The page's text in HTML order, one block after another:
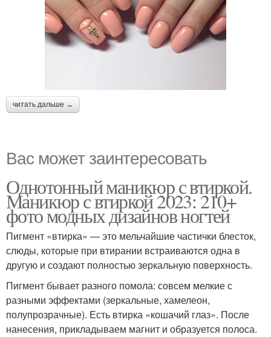
читать дальше →
Вас может заинтересовать
Однотонный маникюр с втиркой.
Маникюр с втиркой 2023: 210+
фото модных дизайнов ногтей
Пигмент «втирка» — это мельчайшие частички блесток,
слюды, которые при втирании встраиваются одна в
другую и создают полностью зеркальную поверхность.
Пигмент бывает разного помола: совсем мелкие с
разными эффектами (зеркальные, хамелеон,
полупрозрачные). Есть втирка «кошачий глаз». После
нанесения, прикладываем магнит и образуется полоса.